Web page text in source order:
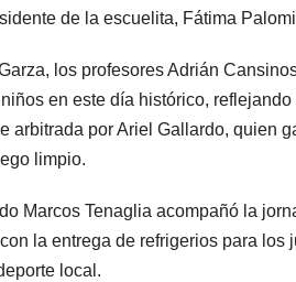
de la escuelita, Fátima
los profesores Adrián
en este día histórico,
arbitrada por Ariel Gallardo, quien
limpio.
Marcos Tenaglia acompañó la
la entrega de refrigerios para
local.